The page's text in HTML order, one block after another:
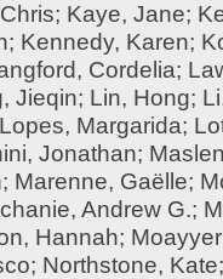
; Kaye, Jane;
; Kennedy, Karen;
Cordelia;
Jieqin; Lin, Hong;
Lopes, Margarida;
Jonathan;
; Marenne, Gaëlle;
Andrew G.;
Hannah;
; Northstone, Kate